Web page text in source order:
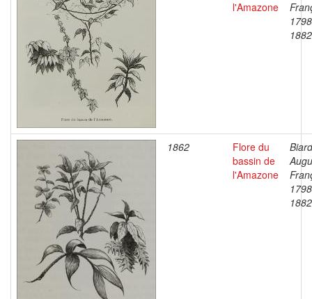
l'Amazone
1882
1862
Flore du
bassin de
l'Amazone
1882